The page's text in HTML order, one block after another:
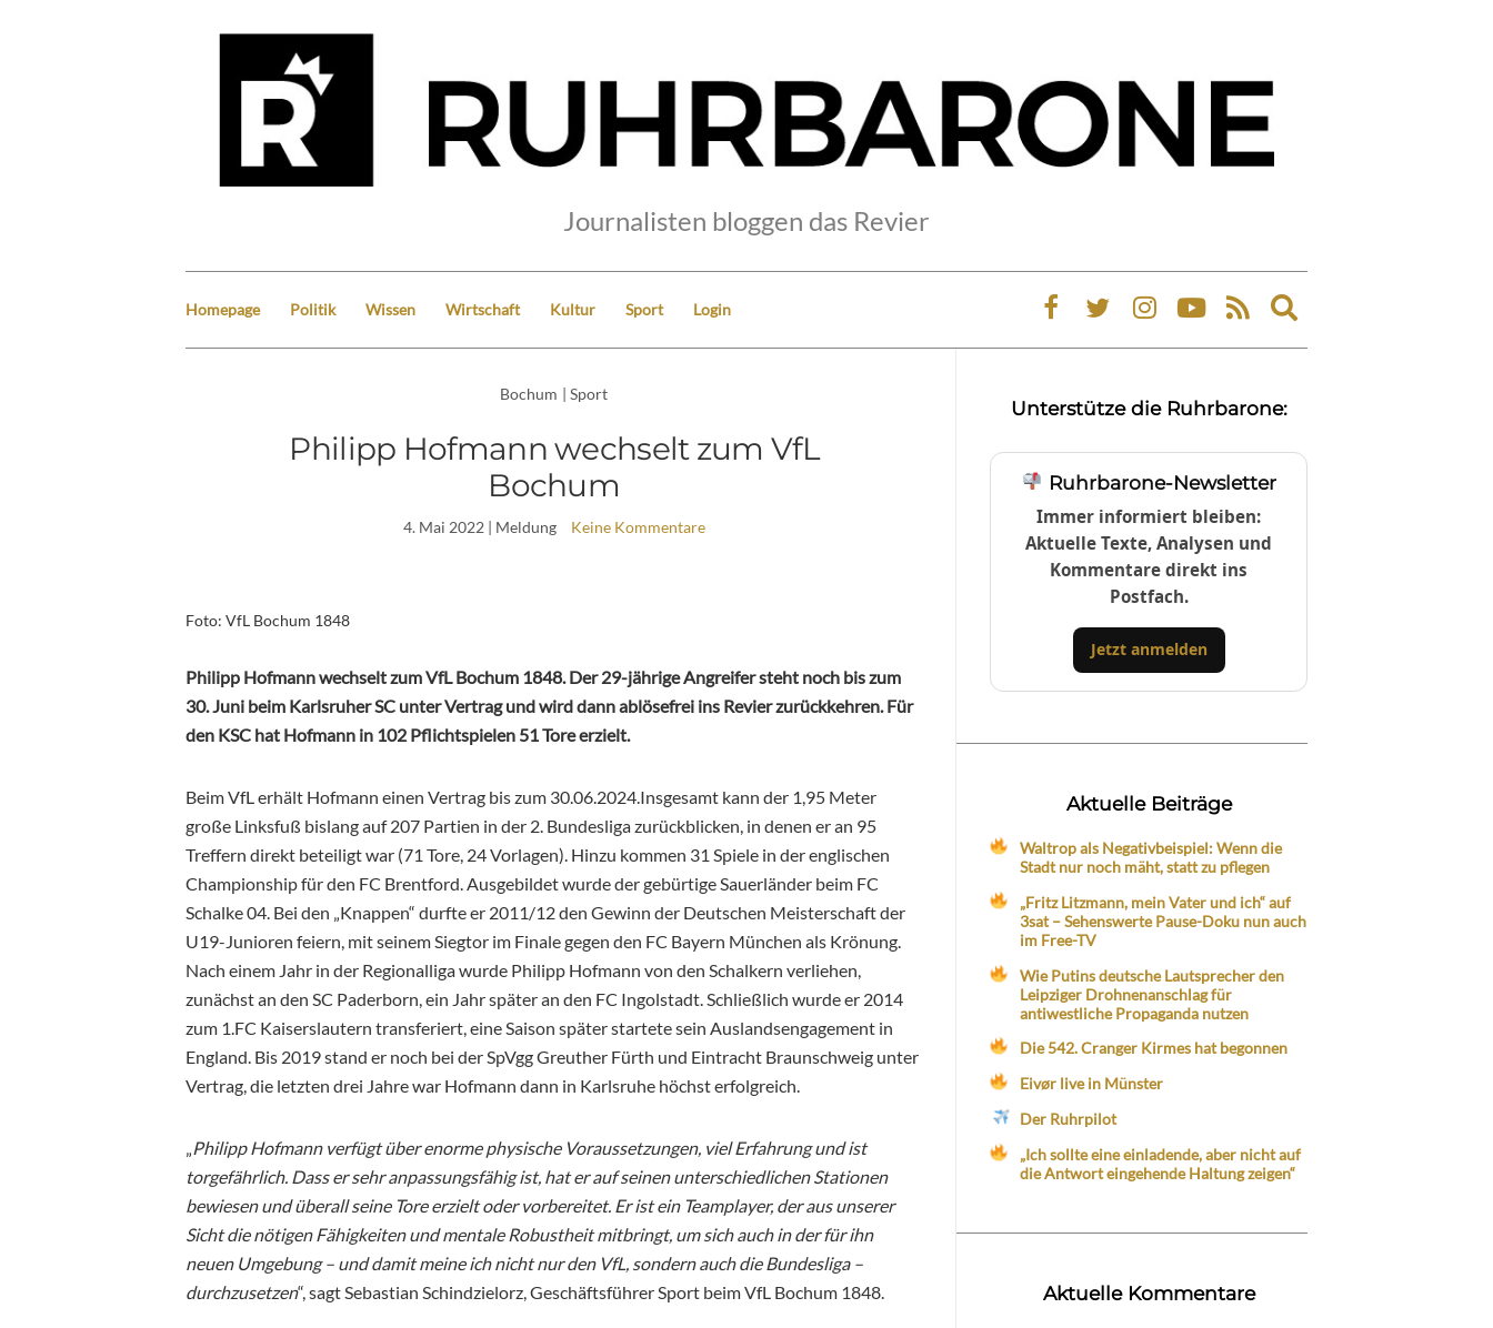
Journalisten bloggen das Revier
Homepage Politik Wissen Wirtschaft Kultur Sport Login
Expand
search
Bochum | Sport
Philipp Hofmann wechselt zum VfL
Bochum
4. Mai 2022| Meldung Keine Kommentare
Foto: VfL Bochum 1848
Philipp Hofmann wechselt zum VfL Bochum 1848. Der 29-jährige Angreifer steht noch bis zum
30. Juni beim Karlsruher SC unter Vertrag und wird dann ablösefrei ins Revier zurückkehren. Für
den KSC hat Hofmann in 102 Pflichtspielen 51 Tore erzielt.
Beim VfL erhält Hofmann einen Vertrag bis zum 30.06.2024.Insgesamt kann der 1,95 Meter
große Linksfuß bislang auf 207 Partien in der 2. Bundesliga zurückblicken, in denen er an 95
Treffern direkt beteiligt war (71 Tore, 24 Vorlagen). Hinzu kommen 31 Spiele in der englischen
Championship für den FC Brentford. Ausgebildet wurde der gebürtige Sauerländer beim FC
Schalke 04. Bei den „Knappen“ durfte er 2011/12 den Gewinn der Deutschen Meisterschaft der
U19-Junioren feiern, mit seinem Siegtor im Finale gegen den FC Bayern München als Krönung.
Nach einem Jahr in der Regionalliga wurde Philipp Hofmann von den Schalkern verliehen,
zunächst an den SC Paderborn, ein Jahr später an den FC Ingolstadt. Schließlich wurde er 2014
zum 1.FC Kaiserslautern transferiert, eine Saison später startete sein Auslandsengagement in
England. Bis 2019 stand er noch bei der SpVgg Greuther Fürth und Eintracht Braunschweig unter
Vertrag, die letzten drei Jahre war Hofmann dann in Karlsruhe höchst erfolgreich.
Philipp Hofmann verfügt über enorme physische Voraussetzungen, viel Erfahrung und ist
torgefährlich. Dass er sehr anpassungsfähig ist, hat er auf seinen unterschiedlichen Stationen
bewiesen und überall seine Tore erzielt oder vorbereitet. Er ist ein Teamplayer, der aus unserer
Sicht die nötigen Fähigkeiten und mentale Robustheit mitbringt, um sich auch in der für ihn
neuen Umgebung – und damit meine ich nicht nur den VfL, sondern auch die Bundesliga –
durchzusetzen“, sagt Sebastian Schindzielorz, Geschäftsführer Sport beim VfL Bochum 1848.
Unterstütze die Ruhrbarone:
Ruhrbarone-Newsletter
Immer informiert bleiben:
Aktuelle Texte, Analysen und
Kommentare direkt ins
Postfach.
Jetzt anmelden
Aktuelle Beiträge
Waltrop als Negativbeispiel: Wenn die
Stadt nur noch mäht, statt zu pflegen
„Fritz Litzmann, mein Vater und ich“ auf
3sat – Sehenswerte Pause-Doku nun auch
im Free-TV
Wie Putins deutsche Lautsprecher den
Leipziger Drohnenanschlag für
antiwestliche Propaganda nutzen
Die 542. Cranger Kirmes hat begonnen
Eivør live in Münster
Der Ruhrpilot
„Ich sollte eine einladende, aber nicht auf
die Antwort eingehende Haltung zeigen“
Aktuelle Kommentare